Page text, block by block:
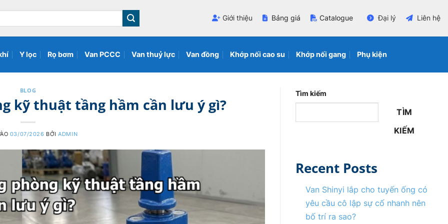
Giới thiệu Bảng giá Catalogue Đại lý Liên hệ
Y lọc Rọ bơm Van PCCC Van thuỷ lực Van đồng Khớp nối cao su Khớp nối gang Phụ kiện
BLOG
kỹ thuật tầng hầm cần lưu ý gì?
03/07/2026 BỞIADMIN
Tìm kiếm
TÌM
KIẾM
Recent Posts
Van Shinyi lắp cho tuyến ống có
yêu cầu cô lập sự cố nhanh nên
bố trí ra sao?